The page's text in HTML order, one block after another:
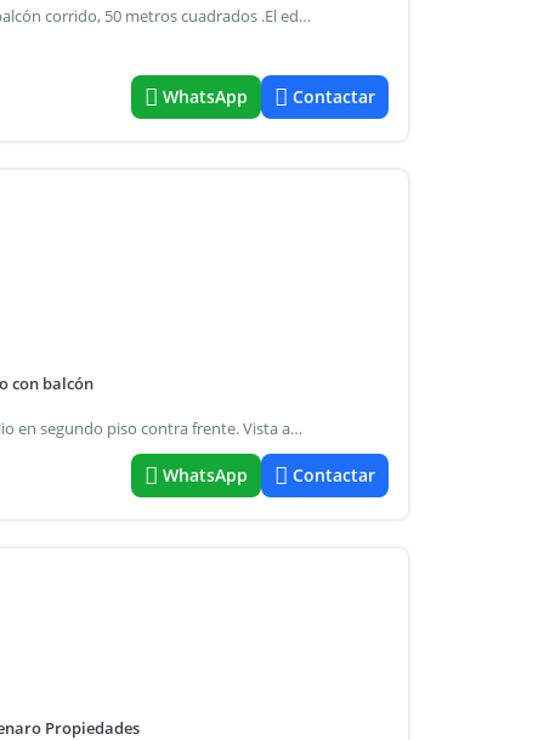
Excelente departamento de dos ambientes al frente con balcón corrido, 50 metros cuadrados .El edificio cuenta con 2 unidades por piso y son 6 pisos en total. El departamento esta ubicado en el 5 piso. Se ingresa al living comedor que tiene salida al balcón corrido que da al frente, amplia cocina separada con ventana también al frente del edificio, equipada con muebles bajo mesada alacenas y un spar , lavadero incorporado, baño completo con mampara, 1 dormitorio con ventana que da al pulmón del edificio y un gran placar. El departamento es muy luminoso. Esta ubicado a una cuadra de av. Directorio ,a una de av. Alberdi y a tres cuadras de la estación de subte a ( rivadavia y san pedrito). Contrato de 2 años valor del alquiler $ 650,00 expensas : $160.000 ajuste trimestral por ipc requisitos: un (1) mes adelantado deposito $1.000.000 certificación de firmas del contrato garantía propietaria fliar de caba ( garante en actividad con justificación de ingresos ) informes de dominio y de inhibición o seguro de caución ingresos comprobables ( recibo de sueldo ) para informes llamar al
WhatsApp Contactar
con balcón
Granaderos 57, caba departamento mono ambiente amplio en segundo piso contra frente. Vista abierta. Cocina abierta. Baño completo. En el piso 11 se encuentra el laundry a disposición. -No mascotas valor de alquiler: $700.000.- + Expensas de $140.000.
WhatsApp Contactar
Propiedades